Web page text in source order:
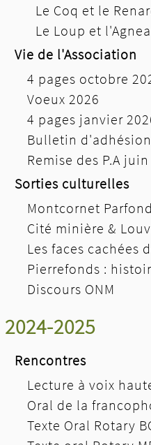
Le Coq et le
Le Loup et
Vie de l'Association
4 pages octobre
Voeux 2026
4 pages janvier
Bulletin
Remise des P.A
Sorties culturelles
Montcornet
Cité minière &
Les faces cachées
Pierrefonds :
Discours ONM
2024-2025
Rencontres
Lecture à voix
Oral de la
Texte Oral Rotary